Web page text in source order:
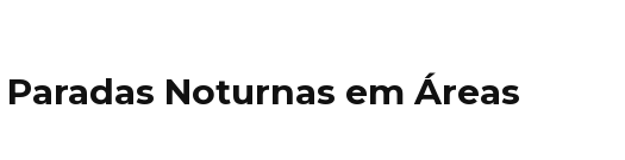
Noturnas em Áreas